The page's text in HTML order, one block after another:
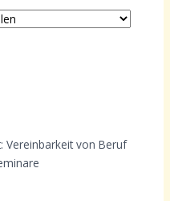
Vereinbarkeit von Beruf